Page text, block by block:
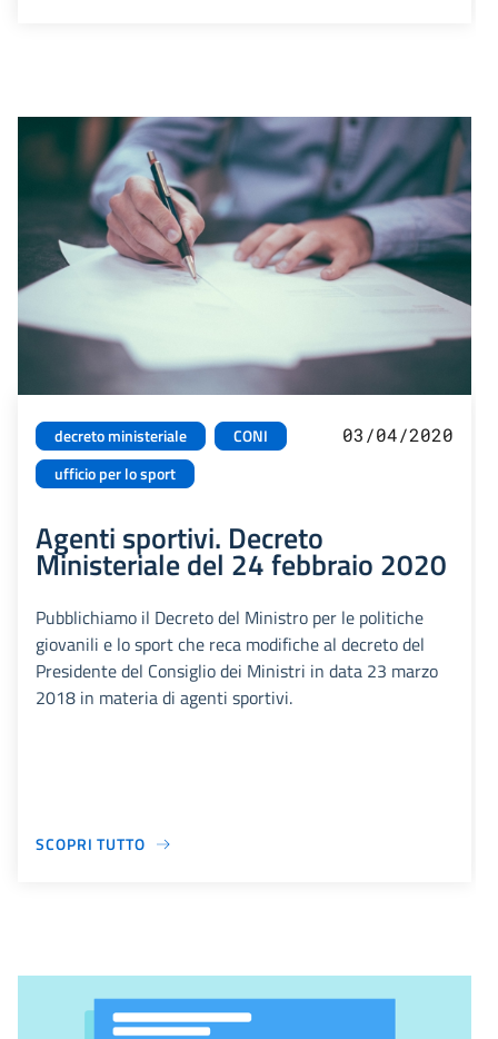
decreto ministeriale
CONI
ufficio per lo sport
03/04/2020
Agenti sportivi. Decreto
Ministeriale del 24 febbraio 2020
Pubblichiamo il Decreto del Ministro per le politiche
giovanili e lo sport che reca modifiche al decreto del
Presidente del Consiglio dei Ministri in data 23 marzo
2018 in materia di agenti sportivi.
SCOPRI TUTTO